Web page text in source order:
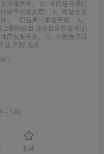
法律责任。 3、本内容若侵犯
给予删除处理！ 4、本站全资
，一切后果与本站无关。 5、
删除退出 涉及自身权益/利益
向客服举报。 6、本教程仅供
者 官网 无关
一下吧
收藏